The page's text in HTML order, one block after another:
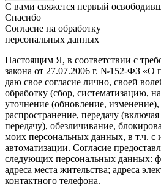
С вами свяжется первый
Спасибо
Согласие на обработку
персональных данных
Настоящим Я, в соответствии с
закона от 27.07.2006 г. №152-ФЗ «О
даю свое согласие лично, своей
обработку (сбор, систематизацию,
уточнение (обновление, изменение),
распространение, передачу
передачу), обезличивание,
моих персональных данных, в т.ч. с
автоматизации. Согласие
следующих персональных данных:
адреса места жительства; адреса
контактного телефона.